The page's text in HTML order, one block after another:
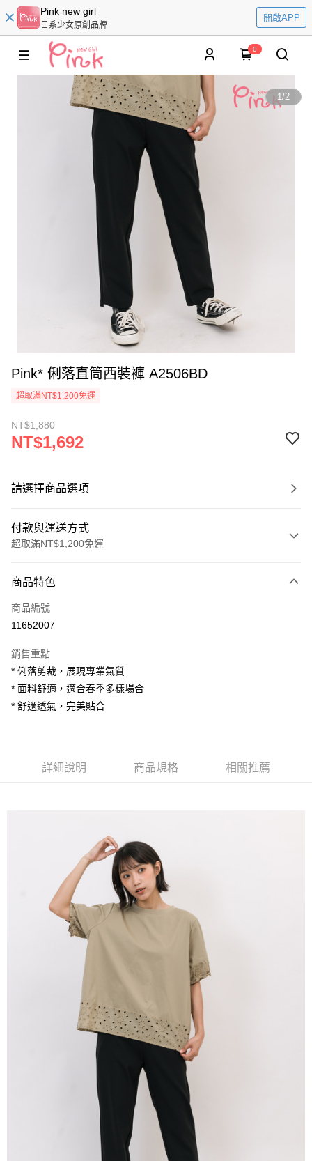
Pink new girl
日系少女原創品牌
開啟APP
0
1/2
Pink* 俐落直筒西裝褲 A2506BD
超取滿NT$1,200免運
NT$1,880
NT$1,692
請選擇商品選項
付款與運送方式
超取滿NT$1,200免運
信用卡一次付款
超商取貨付款
Apple Pay
街口支付
相關說明
３．安心：先確認商品／服務後，再付款。
【「AFTEE先享後付」結帳流程】
１．於結帳方式選擇「AFTEE先享後付」後，將跳轉至「AFTEE先享後付」
結帳頁面，進行簡訊認證並確認金額後，即可完成結帳。
２．訂單成立數日內，您將收到繳費通知簡訊。
３．收到繳費通知簡訊後14天內，點擊此簡訊中的連結，可透過四大超商／
ATM／網路銀行／等多元方式進行付款，方視為交易完成。
※ 請注意：結帳手續完成當下不需立刻繳費，但若您需要取消訂單，請聯絡
購買商品的店家。未經商家同意取消之訂單仍視為有效，需透過AFTEE先享
後付繳納相關費用。
※ 交易是否成功請以「AFTEE先享後付 」之結帳頁面顯示為準，若有關於
是否繳費成功／繳費後需取消欲退款等相關疑問，請聯繫「AFTEE先享後付
https://netprotections.freshdesk.com/support/home
１．透過由恩沛科技股份有限公司提供之「AFTEE先享後付」服務完成之交
易，需依本服務之必要範圍內提供個人資料，並將交易相關給付款項請求債
權轉讓予恩沛科技股份有限公司。
２．關於個人資料處理事宜，請瀏覽以下網址：
https://aftee.tw/terms/#terms3
３．未成年的使用者請事先徵得法定代理人或監護人之同意方可使用
「AFTEE先享後付」，若未經同意申辦者引起之損失，本公司不負相關責
４．使用「AFTEE先享後付」時，將依據個別帳號之用戶狀況，依本公司即
時審查核予不同之上限額度；若仍有額度不足之情形，本公司將視審查結果
每筆NT$80，滿NT$1,200(含以上)免運費
7-11付款取貨
每筆NT$80，滿NT$1,200(含以上)免運費
每筆NT$80，滿NT$1,200(含以上)免運費
商品特色
商品編號
11652007
銷售重點
* 俐落剪裁，展現專業氣質
* 面料舒適，適合春季多樣場合
* 舒適透氣，完美貼合
詳細說明 商品規格 相關推薦